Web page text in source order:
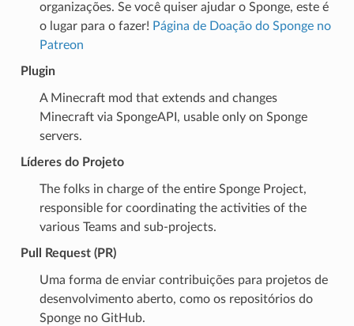
organizações. Se você quiser ajudar o Sponge, este é
o lugar para o fazer! Página de Doação do Sponge no
Patreon
Plugin
A Minecraft mod that extends and changes
Minecraft via SpongeAPI, usable only on Sponge
servers.
Líderes do Projeto
The folks in charge of the entire Sponge Project,
responsible for coordinating the activities of the
various Teams and sub-projects.
Pull Request (PR)
Uma forma de enviar contribuições para projetos de
desenvolvimento aberto, como os repositórios do
Sponge no GitHub.